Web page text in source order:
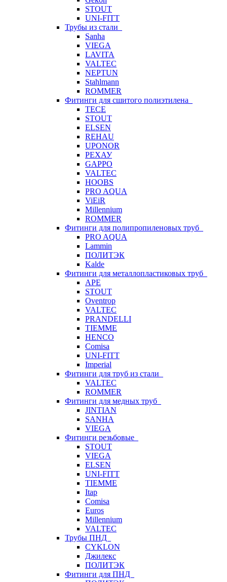
STOUT
UNI-FITT
Трубы из стали
Sanha
VIEGA
LAVITA
VALTEC
NEPTUN
Stahlmann
ROMMER
Фитинги для сшитого полиэтилена
TECE
STOUT
ELSEN
REHAU
UPONOR
РЕХАУ
GAPPO
VALTEC
HOOBS
PRO AQUA
ViEiR
Millennium
ROMMER
Фитинги для полипропиленовых труб
PRO AQUA
Lammin
ПОЛИТЭК
Kalde
Фитинги для металлопластиковых труб
APE
STOUT
Oventrop
VALTEC
PRANDELLI
TIEMME
HENCO
Comisa
UNI-FITT
Imperial
Фитинги для труб из стали
VALTEC
ROMMER
Фитинги для медных труб
JINTIAN
SANHA
VIEGA
Фитинги резьбовые
STOUT
VIEGA
ELSEN
UNI-FITT
TIEMME
Itap
Comisa
Euros
Millennium
VALTEC
Трубы ПНД
CYKLON
Джилекс
ПОЛИТЭК
Фитинги для ПНД